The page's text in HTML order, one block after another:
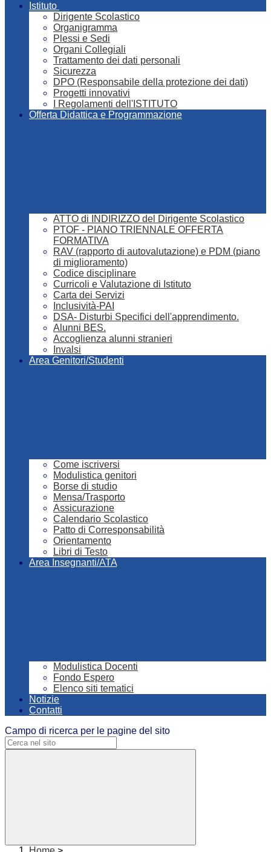
Istituto
Dirigente Scolastico
Organigramma
Plessi e Sedi
Organi Collegiali
Trattamento dei dati personali
Sicurezza
DPO (Responsabile della protezione dei dati)
Progetti innovativi
I Regolamenti dell'ISTITUTO
Offerta Didattica e Programmazione
ATTO di INDIRIZZO del Dirigente Scolastico
PTOF - PIANO TRIENNALE OFFERTA
FORMATIVA
RAV (rapporto di autovalutazione) e PDM (piano
di miglioramento)
Codice disciplinare
Curricoli e Valutazione di Istituto
Carta dei Servizi
Inclusività-PAI
DSA- Disturbi Specifici dell'apprendimento.
Alunni BES.
Accoglienza alunni stranieri
Invalsi
Area Genitori/Studenti
Come iscriversi
Modulistica genitori
Borse di studio
Mensa/Trasporto
Assicurazione
Calendario Scolastico
Patto di Corresponsabilità
Orientamento
Libri di Testo
Area Insegnanti/ATA
Modulistica Docenti
Fondo Espero
Elenco siti tematici
Notizie
Contatti
Campo di ricerca per le pagine del sito